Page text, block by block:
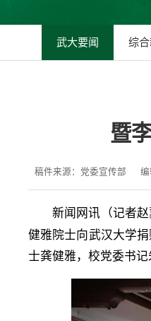
武大要闻 综
暨
稿件来源：党委宣传部
新闻网讯（记者
健雅院士向武汉大学
士龚健雅，校党委书